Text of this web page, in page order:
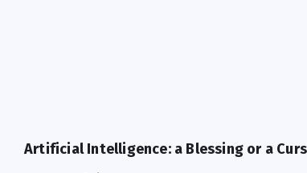
Artificial Intelligence: a Blessing or a